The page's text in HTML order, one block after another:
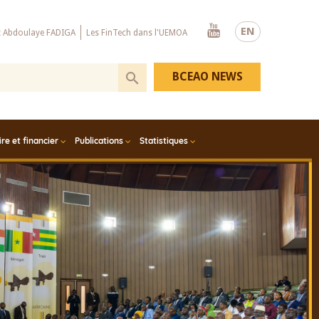
EN
Abdoulaye FADIGA Les FinTech dans l'UEMOA
Youtube
et financier Publications Statistiques
BCEAO NEWS